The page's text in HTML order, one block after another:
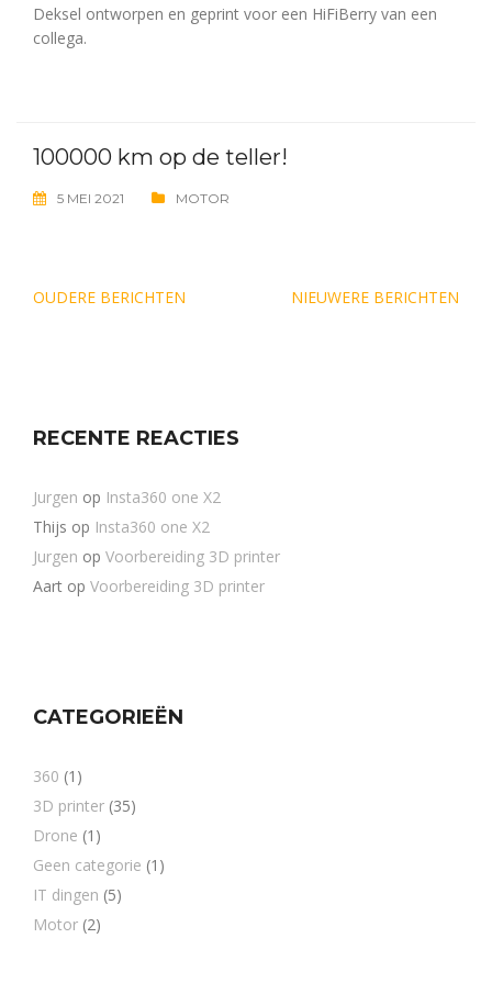
Deksel ontworpen en geprint voor een HiFiBerry van een
collega.
100000 km op de teller!
5 MEI 2021 MOTOR
Berichtennavigatie
OUDERE BERICHTEN NIEUWERE BERICHTEN
RECENTE REACTIES
Jurgen op Insta360 one X2
Thijs op Insta360 one X2
Jurgen op Voorbereiding 3D printer
Aart op Voorbereiding 3D printer
CATEGORIEËN
360 (1)
3D printer (35)
Drone (1)
Geen categorie (1)
IT dingen (5)
Motor (2)